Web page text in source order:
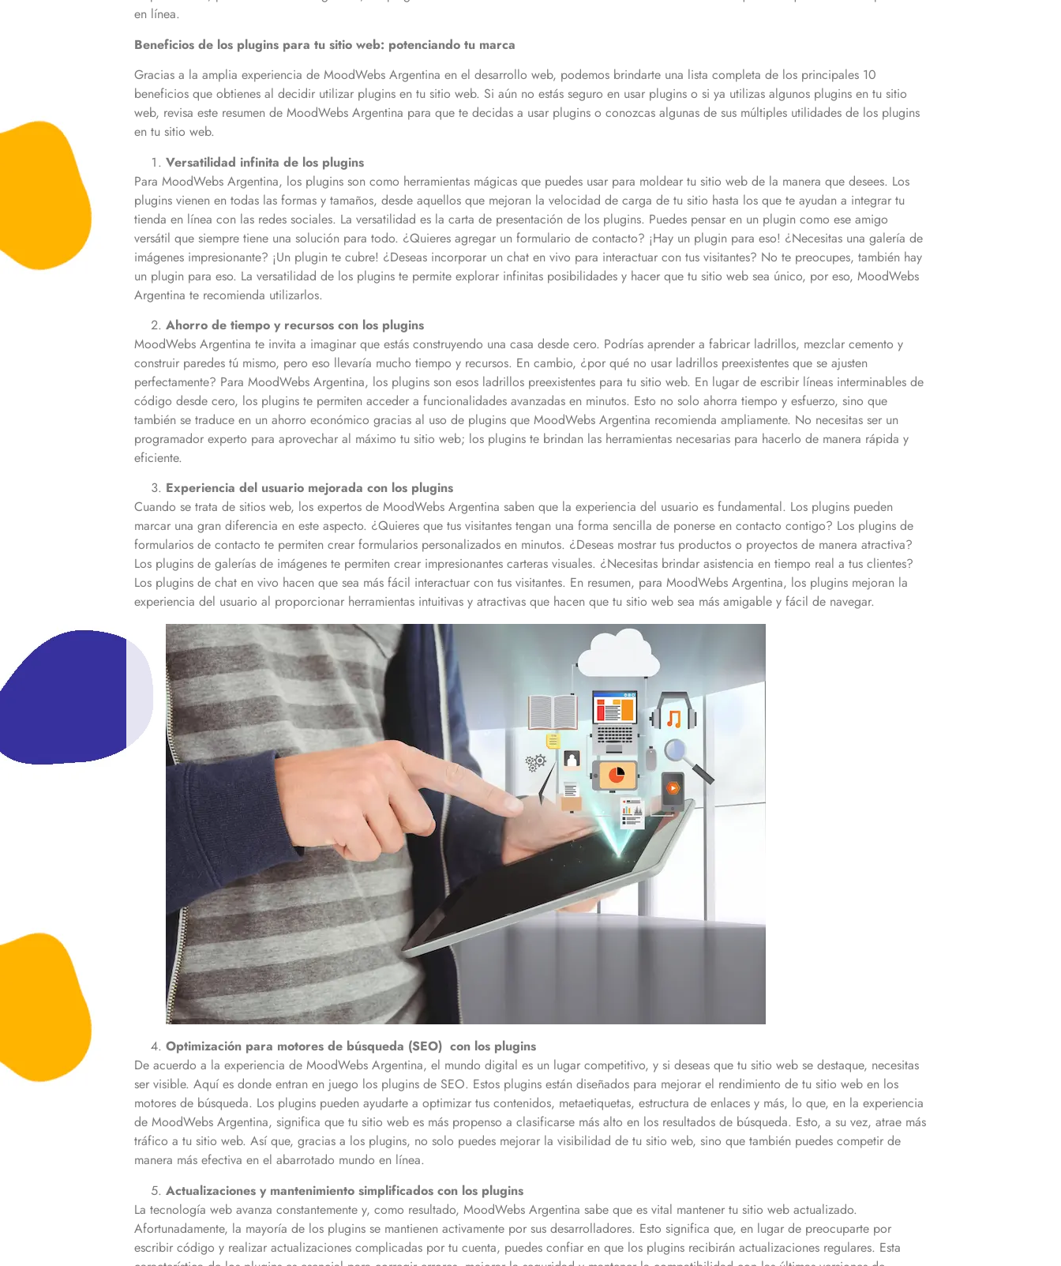
en línea.
Beneficios de los plugins para tu sitio web: potenciando tu marca
Gracias a la amplia experiencia de MoodWebs Argentina en el desarrollo web, podemos brindarte una lista completa de los principales 10
beneficios que obtienes al decidir utilizar plugins en tu sitio web. Si aún no estás seguro en usar plugins o si ya utilizas algunos plugins en tu sitio
web, revisa este resumen de MoodWebs Argentina para que te decidas a usar plugins o conozcas algunas de sus múltiples utilidades de los plugins
en tu sitio web.
Versatilidad infinita de los plugins
Para MoodWebs Argentina, los plugins son como herramientas mágicas que puedes usar para moldear tu sitio web de la manera que desees. Los
plugins vienen en todas las formas y tamaños, desde aquellos que mejoran la velocidad de carga de tu sitio hasta los que te ayudan a integrar tu
tienda en línea con las redes sociales. La versatilidad es la carta de presentación de los plugins. Puedes pensar en un plugin como ese amigo
versátil que siempre tiene una solución para todo. ¿Quieres agregar un formulario de contacto? ¡Hay un plugin para eso! ¿Necesitas una galería de
imágenes impresionante? ¡Un plugin te cubre! ¿Deseas incorporar un chat en vivo para interactuar con tus visitantes? No te preocupes, también hay
un plugin para eso. La versatilidad de los plugins te permite explorar infinitas posibilidades y hacer que tu sitio web sea único, por eso, MoodWebs
Argentina te recomienda utilizarlos.
Ahorro de tiempo y recursos con los plugins
MoodWebs Argentina te invita a imaginar que estás construyendo una casa desde cero. Podrías aprender a fabricar ladrillos, mezclar cemento y
construir paredes tú mismo, pero eso llevaría mucho tiempo y recursos. En cambio, ¿por qué no usar ladrillos preexistentes que se ajusten
perfectamente? Para MoodWebs Argentina, los plugins son esos ladrillos preexistentes para tu sitio web. En lugar de escribir líneas interminables de
código desde cero, los plugins te permiten acceder a funcionalidades avanzadas en minutos. Esto no solo ahorra tiempo y esfuerzo, sino que
también se traduce en un ahorro económico gracias al uso de plugins que MoodWebs Argentina recomienda ampliamente. No necesitas ser un
programador experto para aprovechar al máximo tu sitio web; los plugins te brindan las herramientas necesarias para hacerlo de manera rápida y
eficiente.
Experiencia del usuario mejorada con los plugins
Cuando se trata de sitios web, los expertos de MoodWebs Argentina saben que la experiencia del usuario es fundamental. Los plugins pueden
marcar una gran diferencia en este aspecto. ¿Quieres que tus visitantes tengan una forma sencilla de ponerse en contacto contigo? Los plugins de
formularios de contacto te permiten crear formularios personalizados en minutos. ¿Deseas mostrar tus productos o proyectos de manera atractiva?
Los plugins de galerías de imágenes te permiten crear impresionantes carteras visuales. ¿Necesitas brindar asistencia en tiempo real a tus clientes?
Los plugins de chat en vivo hacen que sea más fácil interactuar con tus visitantes. En resumen, para MoodWebs Argentina, los plugins mejoran la
experiencia del usuario al proporcionar herramientas intuitivas y atractivas que hacen que tu sitio web sea más amigable y fácil de navegar.
Optimización para motores de búsqueda (SEO) con los plugins
De acuerdo a la experiencia de MoodWebs Argentina, el mundo digital es un lugar competitivo, y si deseas que tu sitio web se destaque, necesitas
ser visible. Aquí es donde entran en juego los plugins de SEO. Estos plugins están diseñados para mejorar el rendimiento de tu sitio web en los
motores de búsqueda. Los plugins pueden ayudarte a optimizar tus contenidos, metaetiquetas, estructura de enlaces y más, lo que, en la experiencia
de MoodWebs Argentina, significa que tu sitio web es más propenso a clasificarse más alto en los resultados de búsqueda. Esto, a su vez, atrae más
tráfico a tu sitio web. Así que, gracias a los plugins, no solo puedes mejorar la visibilidad de tu sitio web, sino que también puedes competir de
manera más efectiva en el abarrotado mundo en línea.
Actualizaciones y mantenimiento simplificados con los plugins
La tecnología web avanza constantemente y, como resultado, MoodWebs Argentina sabe que es vital mantener tu sitio web actualizado.
Afortunadamente, la mayoría de los plugins se mantienen activamente por sus desarrolladores. Esto significa que, en lugar de preocuparte por
escribir código y realizar actualizaciones complicadas por tu cuenta, puedes confiar en que los plugins recibirán actualizaciones regulares. Esta